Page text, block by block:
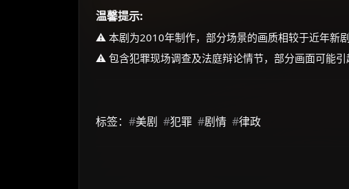
温馨提示:
⚠️ 本剧为2010年制作，部分场景的画质相较于近年新
⚠️ 包含犯罪现场调查及法庭辩论情节，部分画面可能引
标签： #美剧 #犯罪 #剧情 #律政